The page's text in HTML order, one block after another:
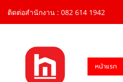
ติดต่อสำนักงาน : 082 614 1942
หน้าแรก